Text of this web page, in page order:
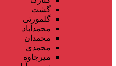
گشت
گلمورتی
محمدآباد
محمدان
محمدی
میرجاوه